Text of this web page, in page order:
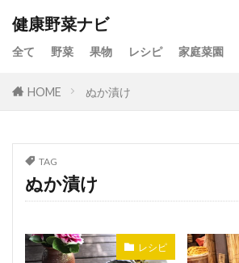
健康野菜ナビ
全て 野菜 果物 レシピ 家庭菜園
HOME ぬか漬け
TAG
ぬか漬け
レシピ